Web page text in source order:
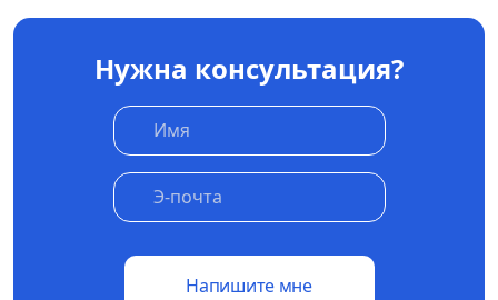
Нужна консультация?
Напишите мне